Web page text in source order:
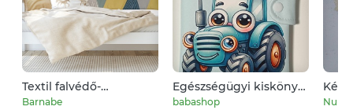
Textil falvédő-
faliszőnyeg kisfiúknak
Barnabe
Egészségügyi kiskönyv
borító névvel
babashop